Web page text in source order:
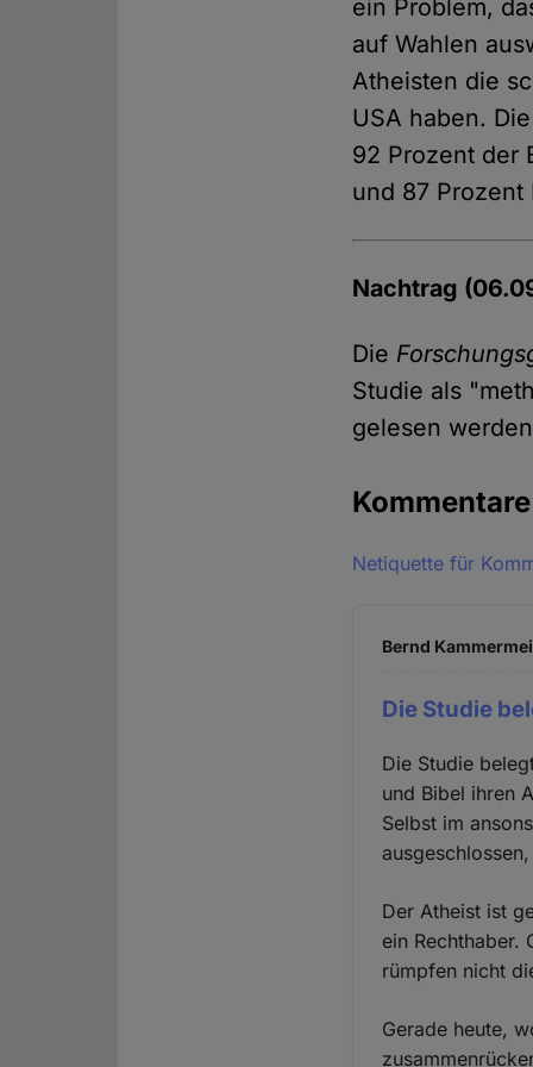
ein Problem,
auf Wahlen
Atheisten die
USA haben.
92 Prozent der
und 87 Prozent
Nachtrag
Die
Studie als
gelesen
Kommentare
Netiquette für
Bernd
Die Studie
Die Studie
und Bibel ihren
Selbst im
Der Atheist ist
ein Rechthaber.
rümpfen nicht
Gerade heute,